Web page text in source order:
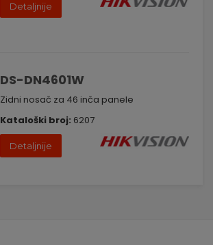
Detaljnije
DS-DN4601W
Zidni nosač za 46 inča panele
Kataloški broj: 6207
Detaljnije